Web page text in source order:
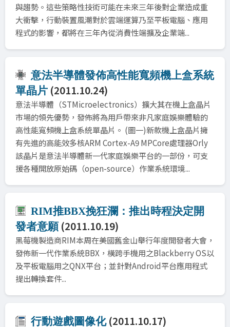
與趨勢。這些策略性技術可能在未來三年後對企業造成重
大衝擊，行動裝置風潮對於雲端運算乃至平板電腦、應用
程式的影響，都將在三年內從消費性端擴及企業端...
意法半導體發佈高性能寬頻機上盒系統
單晶片 (2011.10.24)
意法半導體（STMicroelectronics）擴大其在機上盒晶片
市場的領先優勢，發佈將為用戶帶來非凡家庭娛樂體驗的
高性能寬頻機上盒系統單晶片。 (圖一)新款機上盒晶片擁
有先進的高能效多核ARM Cortex-A9 MPCore處理器Orly
該晶片是意法半導體新一代家庭娛樂平台的一部份，可支
援各種開放原始碼（open-source）作業系統環境...
RIM推BBX挽狂瀾：推出時程決定開
發者意願(2011.10.19)
黑莓機製造商RIM本周在美國舊金山舉行年度開發者大會，
發佈新一代作業系統BBX，橫跨手機用之Blackberry OS以
及平板電腦用之QNX平台；並針對Android平台應用程式
提出轉換套件...
行動遊戲圖像化(2011.10.17)